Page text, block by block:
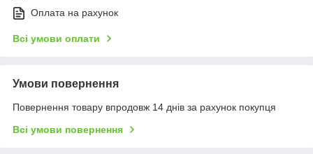
Оплата на рахунок
Всі умови оплати
Умови повернення
Повернення товару впродовж 14 днів за рахунок покупця
Всі умови повернення